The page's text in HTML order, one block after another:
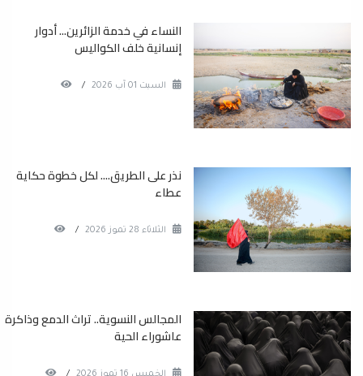
النساء في خدمة الزائرين... أدوار
إنسانية خلف الكواليس
السبت 01 آب 2026 /
نذر على الطريق.... لكل خطوة حكاية
عطاء
الثلاثاء 28 تموز 2026 /
المجالس النسوية.. تراث الدمع وذاكرة
عاشوراء الحية